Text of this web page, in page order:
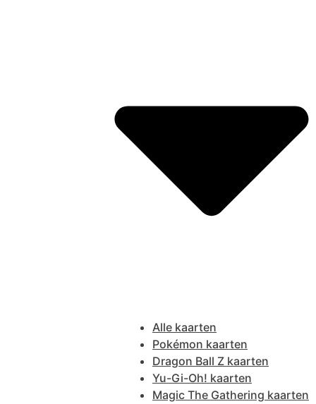
Alle kaarten
Pokémon kaarten
Dragon Ball Z kaarten
Yu-Gi-Oh! kaarten
Magic The Gathering kaarten